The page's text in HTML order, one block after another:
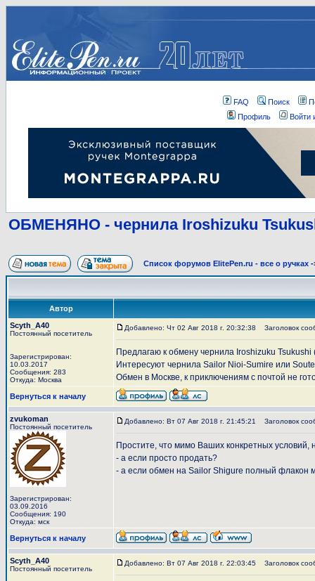
FAQ Поиск
Профиль
Войти
ОБМЕНЯНО - чернила Iroshizuku
Список форумов ElitePen.ru - все о ручках
Автор
Scyth_A40
Постоянный посетитель
Зарегистрирован:
10.03.2017
Сообщения: 283
Откуда: Москва
Добавлено: Чт 02 Авг 2018 г. 20:32:38 Заголовок
Предлагаю к обмену чернила Iroshizuku
Интересуют чернила Sailor Nioi-Sumire или
Обмен в Москве, к приключениям с почтой не
Вернуться к началу
zvukoman
Постоянный посетитель
Зарегистрирован:
03.09.2016
Сообщения: 190
Откуда: мск
Добавлено: Вт 07 Авг 2018 г. 21:45:21 Заголовок
Простите, что мимо Ваших конкретных условий,
- а если просто продать?
- а если обмен на Sailor Shigure полный флакон
Вернуться к началу
Scyth_A40
Постоянный посетитель
Добавлено: Вт 07 Авг 2018 г. 22:03:45 Заголовок